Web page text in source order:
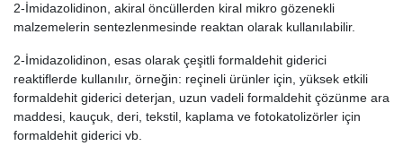
2-İmidazolidinon, akiral öncüllerden kiral mikro gözenekli
malzemelerin sentezlenmesinde reaktan olarak kullanılabilir.
2-İmidazolidinon, esas olarak çeşitli formaldehit giderici
reaktiflerde kullanılır, örneğin: reçineli ürünler için, yüksek etkili
formaldehit giderici deterjan, uzun vadeli formaldehit çözünme ara
maddesi, kauçuk, deri, tekstil, kaplama ve fotokatolizörler için
formaldehit giderici vb.